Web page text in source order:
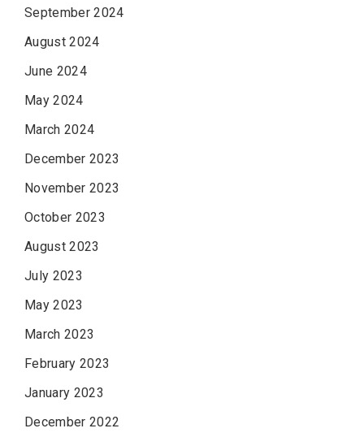
September 2024
August 2024
June 2024
May 2024
March 2024
December 2023
November 2023
October 2023
August 2023
July 2023
May 2023
March 2023
February 2023
January 2023
December 2022